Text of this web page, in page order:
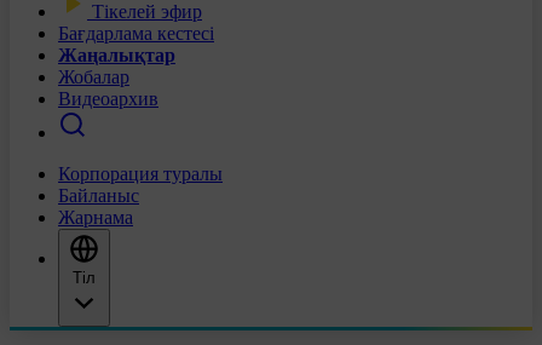
Тікелей эфир
Бағдарлама кестесі
Жаңалықтар
Жобалар
Видеоархив
Корпорация туралы
Байланыс
Жарнама
Тіл